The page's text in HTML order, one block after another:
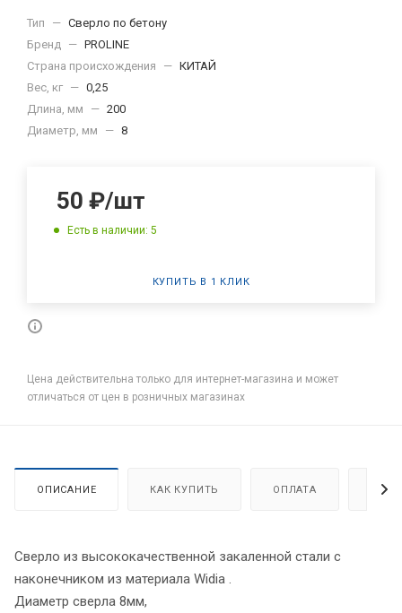
Тип — Сверло по бетону
Бренд — PROLINE
Страна происхождения
— КИТАЙ
Вес, кг — 0,25
Длина, мм
— 200
Диаметр, мм
— 8
50 ₽/шт
Есть в наличии: 5
КУПИТЬ В 1 КЛИК
Цена действительна только для интернет-магазина и может
отличаться от цен в розничных магазинах
ОПИСАНИЕ КАК КУПИТЬ ОПЛАТА
Сверло из высококачественной закаленной стали с
наконечником из материала Widia .
Диаметр сверла 8мм,